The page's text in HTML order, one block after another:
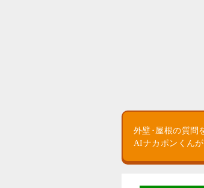
外壁･屋根の質問
AIナカポンくんが